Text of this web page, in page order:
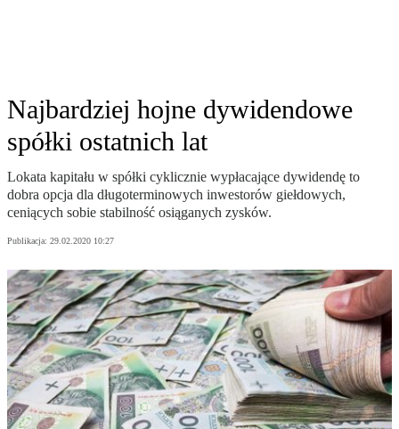
Najbardziej hojne dywidendowe
spółki ostatnich lat
Lokata kapitału w spółki cyklicznie wypłacające dywidendę to
dobra opcja dla długoterminowych inwestorów giełdowych,
ceniących sobie stabilność osiąganych zysków.
Publikacja: 29.02.2020 10:27